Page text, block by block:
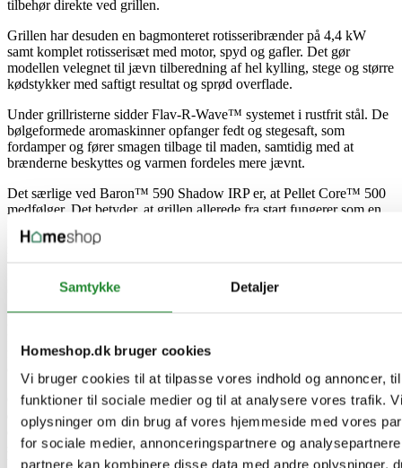
Samtykke Detaljer
Homeshop.dk bruger cookies
Vi bruger cookies til at tilpasse vores indhold og annoncer,
funktioner til sociale medier og til at analysere vores trafik.
oplysninger om din brug af vores hjemmeside med vores
for sociale medier, annonceringspartnere og
partnere kan kombinere disse data med andre oplysninger,
tilbehør direkte ved grillen.
Grillen har desuden en bagmonteret rotisseribrænder på 4,4 kW
samt komplet rotisserisæt med motor, spyd og gafler. Det gør
modellen velegnet til jævn tilberedning af hel kylling, stege og større
kødstykker med saftigt resultat og sprød overflade.
Under grillristerne sidder Flav-R-Wave™ systemet i rustfrit stål. De
bølgeformede aromaskinner opfanger fedt og stegesaft, som
fordamper og fører smagen tilbage til maden, samtidig med at
brænderne beskyttes og varmen fordeles mere jævnt.
Det særlige ved Baron™ 590 Shadow IRP er, at Pellet Core™ 500
medfølger. Det betyder, at grillen allerede fra start fungerer som en
gasgrillning og pelletsdrevet røgning. Dermed er der adgang til
opgradering.
fleksibilitet i udekøkkenet og understreger modellens alsidige
Grillen er også praktisk indrettet med rummeligt underskab med to
døre, plads til gasflaske og grillredskaber samt
opbevaringsmuligheder til tilbehør. De oplyste knapper med
stærkere LED-belysning gør det lettere at arbejde præcist, også når
lyset er lavt.